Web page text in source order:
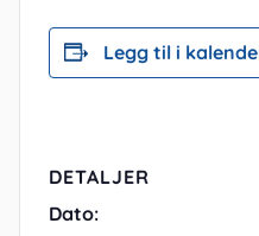
Legg til i
DETALJER
Dato: